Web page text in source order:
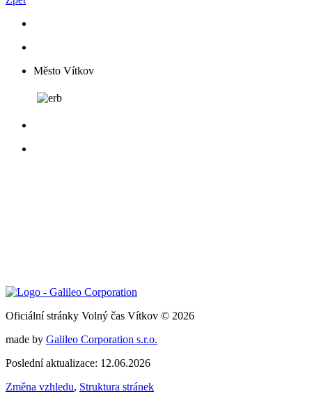
Město Vítkov
Oficiální stránky Volný čas Vítkov © 2026
made by Galileo Corporation s.r.o.
Poslední aktualizace: 12.06.2026
Změna vzhledu, Struktura stránek